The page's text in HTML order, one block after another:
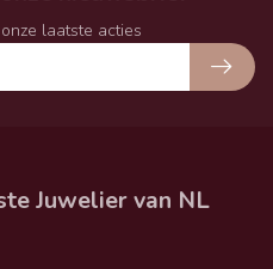
laatste acties
Juwelier van NL